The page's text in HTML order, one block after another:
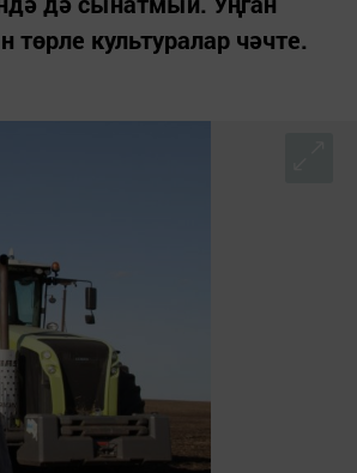
культуралар чәчте.